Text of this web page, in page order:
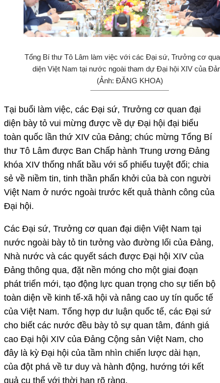
Tổng Bí thư Tô Lâm làm việc với các Đại sứ, Trưởng cơ
diện Việt Nam tại nước ngoài tham dự Đại hội XIV của
(Ảnh: ĐĂNG KHOA)
Tại buổi làm việc, các Đại sứ, Trưởng cơ quan đại
diện bày tỏ vui mừng được về dự Đại hội đại biểu
toàn quốc lần thứ XIV của Đảng; chúc mừng Tổng Bí
thư Tô Lâm được Ban Chấp hành Trung ương Đảng
khóa XIV thống nhất bầu với số phiếu tuyệt đối; chia
sẻ về niềm tin, tinh thần phấn khởi của bà con người
Việt Nam ở nước ngoài trước kết quả thành công của
Đại hội.
Các Đại sứ, Trưởng cơ quan đại diện Việt Nam tại
nước ngoài bày tỏ tin tưởng vào đường lối của Đảng,
Nhà nước và các quyết sách được Đại hội XIV của
Đảng thông qua, đặt nền móng cho một giai đoạn
phát triển mới, tạo động lực quan trọng cho sự tiến bộ
toàn diện về kinh tế-xã hội và nâng cao uy tín quốc tế
của Việt Nam. Tổng hợp dư luận quốc tế, các Đại sứ
cho biết các nước đều bày tỏ sự quan tâm, đánh giá
cao Đại hội XIV của Đảng Cộng sản Việt Nam, cho
đây là kỳ Đại hội của tầm nhìn chiến lược dài hạn,
của đột phá về tư duy và hành động, hướng tới kết
quả cụ thể với thời hạn rõ ràng.